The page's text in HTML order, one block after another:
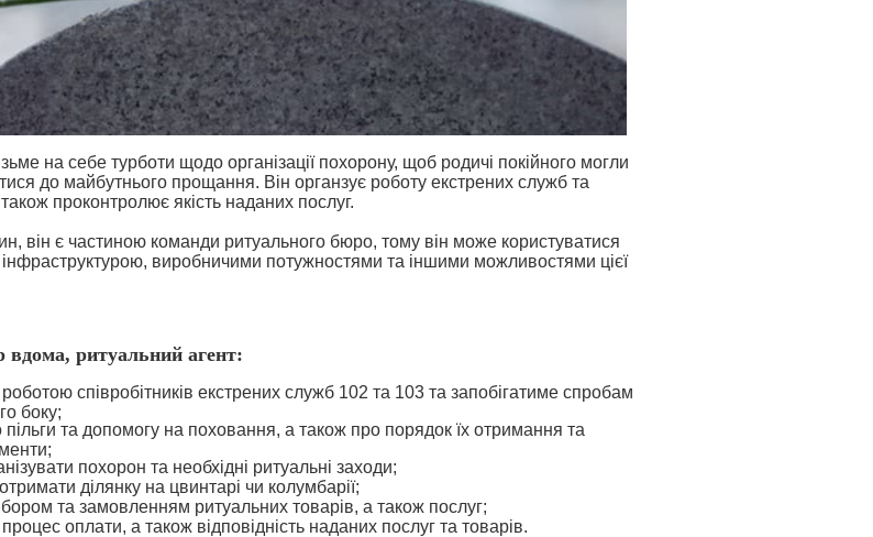
на себе турботи щодо організації похорону, щоб родичі покійного могли
до майбутнього прощання. Він органзує роботу екстрених служб та
проконтролює якість наданих послуг.
він є частиною команди ритуального бюро, тому він може користуватися
виробничими потужностями та іншими можливостями цієї
ритуальний агент:
співробітників екстрених служб 102 та 103 та запобігатиме спробам
боку;
пільги та допомогу на поховання, а також про порядок їх отримання та
похорон та необхідні ритуальні заходи;
ділянку на цвинтарі чи колумбарії;
та замовленням ритуальних товарів, а також послуг;
оплати, а також відповідність наданих послуг та товарів.